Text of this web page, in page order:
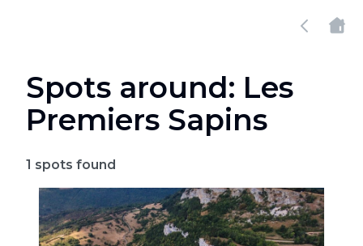
Spots around: Les
Premiers Sapins
1 spots found